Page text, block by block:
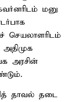
மனு
அரசின்
தாவல் தடை